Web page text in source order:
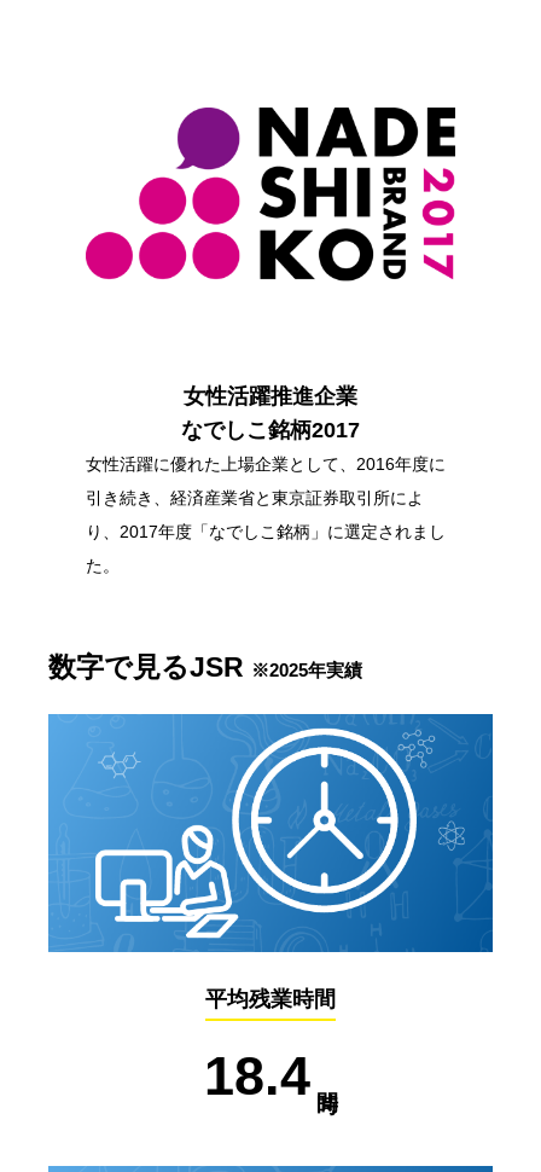
女性活躍推進企業
なでしこ銘柄2017
女性活躍に優れた上場企業として、2016年度に
引き続き、経済産業省と東京証券取引所によ
り、2017年度「なでしこ銘柄」に選定されまし
た。
数字で見るJSR ※2025年実績
平均残業時間
18.4